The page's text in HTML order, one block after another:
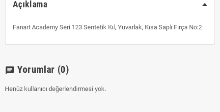
Açıklama
Fanart Academy Seri 123 Sentetik Kıl, Yuvarlak, Kısa Saplı Fırça No:2
chat Yorumlar (0)
Henüz kullanıcı değerlendirmesi yok.